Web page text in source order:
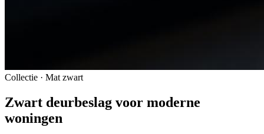
Collectie · Mat zwart
Zwart deurbeslag voor moderne
woningen